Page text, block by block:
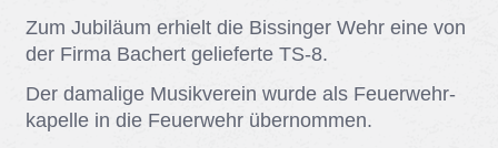
Zum Ju­bi­lä­um er­hielt die Bis­sin­ger Wehr eine von
der Fir­ma Ba­chert ge­lie­fer­te TS-8.
Der da­ma­li­ge Mu­sik­ver­ein wur­de als Feu­er­wehr­
ka­pel­le in die Feu­er­wehr über­nom­men.